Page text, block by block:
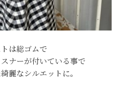
は総ゴムで
ナーが付いている事で
麗なシルエットに。